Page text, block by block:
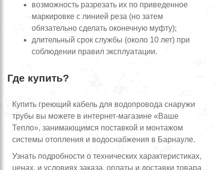
возможность разрезать их по приведенное
маркировке с линией реза (но затем
обязательно сделать оконечную муфту);
длительный срок службы (около 10 лет) при
соблюдении правил эксплуатации.
Где купить?
Купить греющий кабель для водопровода снаружи
трубы вы можете в интернет-магазине «Ваше
Тепло», занимающимся поставкой и монтажом
системы отопления и водоснабжения в Барнауле.
Узнать подробности о технических характеристиках,
ценах, и условиях заказа, оплаты и доставки товара